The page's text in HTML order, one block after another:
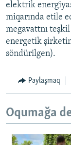
elektrik
miqarında etile
megavattnı
energetik
söndürilgen).
Paylaşmaq
Oqumağa